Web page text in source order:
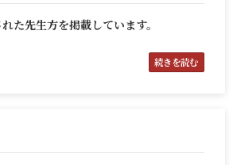
た先生方を掲載しています。
続きを読む